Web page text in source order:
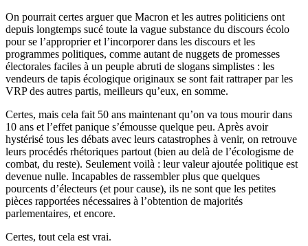
On pourrait certes arguer que Macron et les autres politiciens ont
depuis longtemps sucé toute la vague substance du discours écolo
pour se l’approprier et l’incorporer dans les discours et les
programmes politiques, comme autant de nuggets de promesses
électorales faciles à un peuple abruti de slogans simplistes : les
vendeurs de tapis écologique originaux se sont fait rattraper par les
VRP des autres partis, meilleurs qu’eux, en somme.
Certes, mais cela fait 50 ans maintenant qu’on va tous mourir dans
10 ans et l’effet panique s’émousse quelque peu. Après avoir
hystérisé tous les débats avec leurs catastrophes à venir, on retrouve
leurs procédés rhétoriques partout (bien au delà de l’écologisme de
combat, du reste). Seulement voilà : leur valeur ajoutée politique est
devenue nulle. Incapables de rassembler plus que quelques
pourcents d’électeurs (et pour cause), ils ne sont que les petites
pièces rapportées nécessaires à l’obtention de majorités
parlementaires, et encore.
Certes, tout cela est vrai.